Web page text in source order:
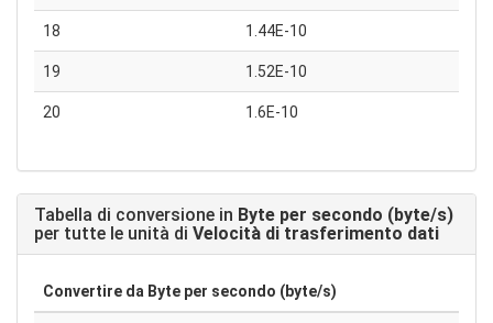
18 1.44E-10
19 1.52E-10
20 1.6E-10
Tabella di conversione in Byte per secondo (byte/s)
per tutte le unità di Velocità di trasferimento dati
Convertire da Byte per secondo (byte/s)